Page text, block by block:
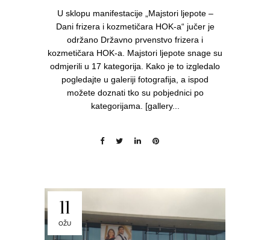
U sklopu manifestacije „Majstori ljepote –
Dani frizera i kozmetičara HOK-a“ jučer je
održano Državno prvenstvo frizera i
kozmetičara HOK-a. Majstori ljepote snage su
odmjerili u 17 kategorija. Kako je to izgledalo
pogledajte u galeriji fotografija, a ispod
možete doznati tko su pobjednici po
kategorijama. [gallery...
11
OŽU